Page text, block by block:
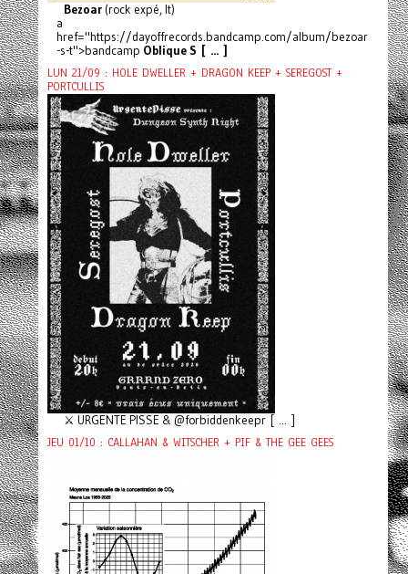
Bezoar(rock expé, It)
a
href="https://dayoffrecords.bandcamp.com/album/bezoar
-s-t">bandcamp Oblique S [ ... ]
LUN 21/09 : HOLE DWELLER + DRAGON KEEP + SEREGOST +
PORTCULLIS
⚔️ URGENTE PISSE & @forbiddenkeepr [ ... ]
JEU 01/10 : CALLAHAN & WITSCHER + PIF & THE GEE GEES